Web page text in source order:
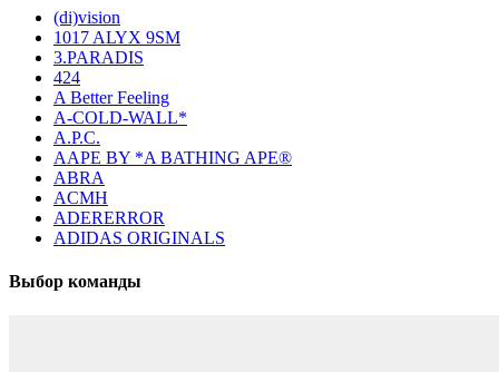
(di)vision
1017 ALYX 9SM
3.PARADIS
424
A Better Feeling
A-COLD-WALL*
A.P.C.
AAPE BY *A BATHING APE®
ABRA
ACMH
ADERERROR
ADIDAS ORIGINALS
Выбор команды